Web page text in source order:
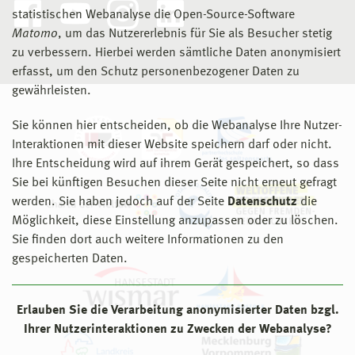
statistischen Webanalyse die Open-Source-Software
Matomo, um das Nutzererlebnis für Sie als Besucher stetig
zu verbessern. Hierbei werden sämtliche Daten anonymisiert
erfasst, um den Schutz personenbezogener Daten zu
gewährleisten.
Sie können hier entscheiden, ob die Webanalyse Ihre Nutzer-
Interaktionen mit dieser Website speichern darf oder nicht.
Ihre Entscheidung wird auf ihrem Gerät gespeichert, so dass
Sie bei künftigen Besuchen dieser Seite nicht erneut gefragt
werden. Sie haben jedoch auf der Seite Datenschutz die
Möglichkeit, diese Einstellung anzupassen oder zu löschen.
Sie finden dort auch weitere Informationen zu den
gespeicherten Daten.
Erlauben Sie die Verarbeitung anonymisierter Daten bzgl.
Ihrer Nutzerinteraktionen zu Zwecken der Webanalyse?